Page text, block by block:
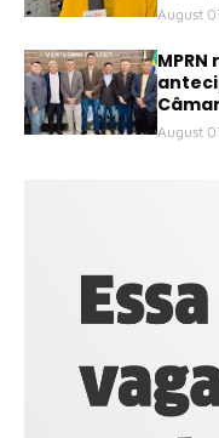
August
August